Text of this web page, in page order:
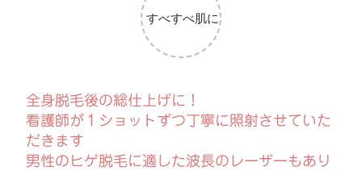
すべすべ肌に
全身脱毛後の総仕上げに！
看護師が１ショットずつ丁寧に照射させていた
だきます
男性のヒゲ脱毛に適した波長のレーザーもあり